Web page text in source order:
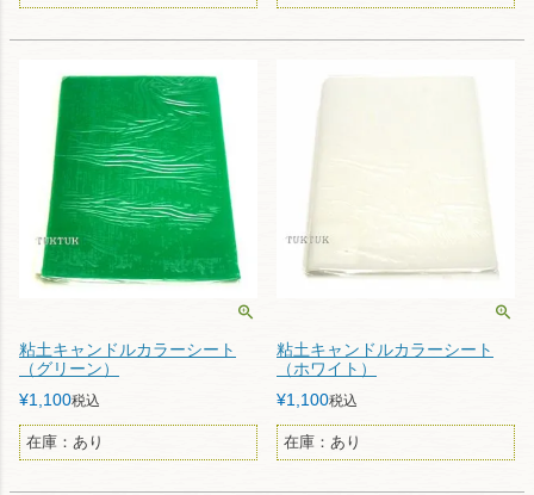
粘土キャンドルカラーシート
（グリーン）
¥1,100税込
在庫：あり
粘土キャンドルカラーシート
（ホワイト）
¥1,100税込
在庫：あり